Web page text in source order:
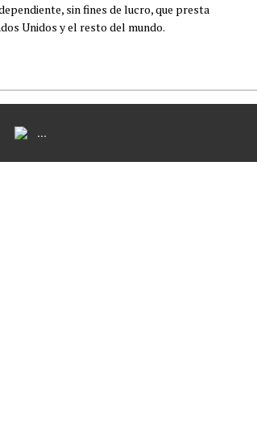
sin fines de lucro, que presta
Unidos y el resto del mundo.
...